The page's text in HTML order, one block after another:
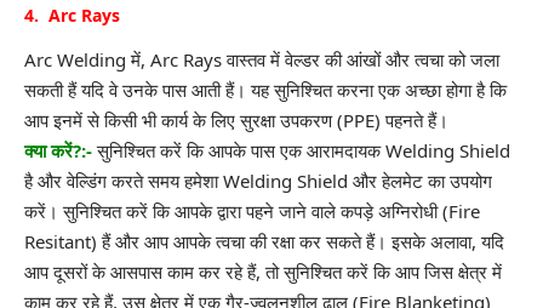
4. Arc Rays
Arc Welding में, Arc Rays वास्तव में वेल्डर की आंखों और त्वचा को जला
सकती हैं यदि वे उनके पास आती हैं। यह सुनिश्चित करना एक अच्छा होगा है कि
आप इनमें से किसी भी कार्य के लिए सुरक्षा उपकरण (PPE) पहनते हैं।
क्या करें?:- सुनिश्चित करें कि आपके पास एक आरामदायक Welding Shield
है और वेल्डिंग करते समय हमेशा Welding Shield और हेलमेट का उपयोग
करें। सुनिश्चित करें कि आपके द्वारा पहने जाने वाले कपड़े अग्निरोधी (Fire
Resitant) हैं और आप आपके त्वचा की रक्षा कर सकते हैं। इसके अलावा, यदि
आप दूसरों के आसपास काम कर रहे हैं, तो सुनिश्चित करें कि आप जिस क्षेत्र में
काम कर रहे हैं, उस क्षेत्र में एक गैर-ज्वलनशील ढाल (Fire Blanketing)